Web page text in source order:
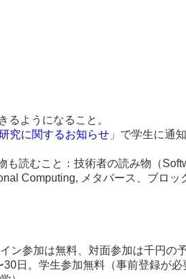
るようになること。
究に関するお知らせ 」で学生に通
読むこと：技術者の読み物（
Computing, メタバース、ブロ
ン参加は無料、対面参加は千円の
30日。学生参加無料（事前登録が必